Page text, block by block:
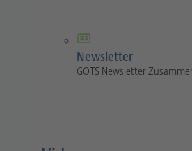
Newsletter
GOTS Newsletter